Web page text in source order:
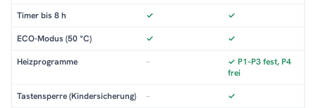
Timer bis 8 h ✓ ✓
ECO-Modus (50 °C) ✓ ✓
Heizprogramme –
✓ P1–P3 fest, P4
frei
Tastensperre (Kindersicherung) – ✓